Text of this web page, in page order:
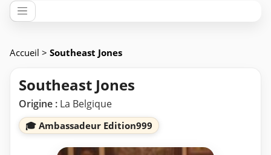
Accueil > Southeast Jones
Southeast Jones
Origine : La Belgique
🎓 Ambassadeur Edition999